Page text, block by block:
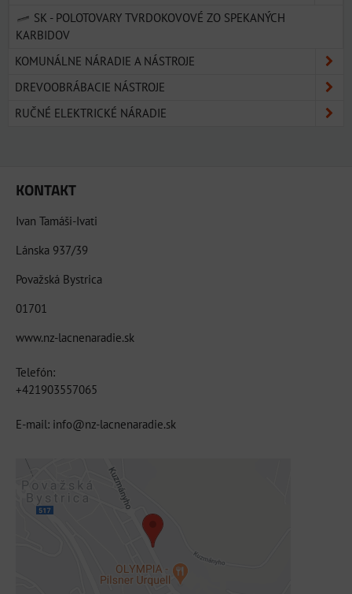
SK - POLOTOVARY TVRDOKOVOVÉ ZO SPEKANÝCH
KARBIDOV
KOMUNÁLNE NÁRADIE A NÁSTROJE
DREVOOBRÁBACIE NÁSTROJE
RUČNÉ ELEKTRICKÉ NÁRADIE
KONTAKT
Ivan Tamáši-Ivati
Lánska 937/39
Považská Bystrica
01701
www.nz-lacnenaradie.sk
Telefón:
+421903557065
E-mail: info@nz-lacnenaradie.sk
Externý obsah je blokovaný Voľbami
súkromia
Prajete si načítať externý obsah?
Povoliť tentokrát